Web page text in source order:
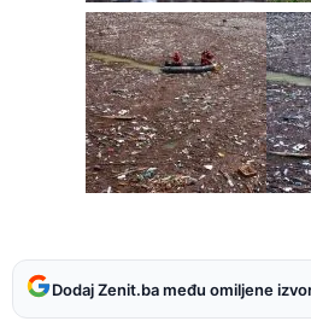
Dodaj Zenit.ba među omiljene